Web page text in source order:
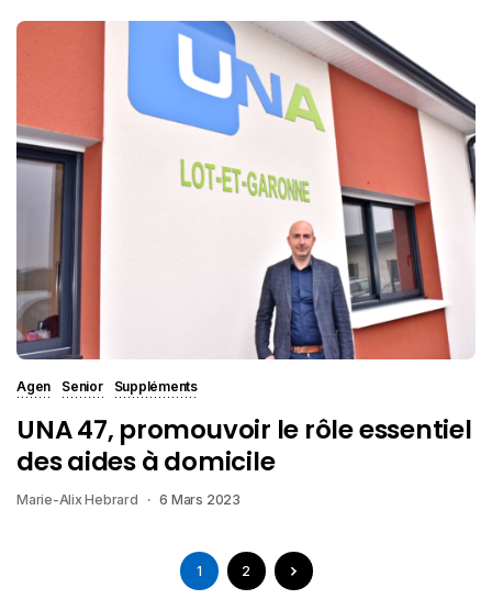
Agen Senior Suppléments
UNA 47, promouvoir le rôle essentiel
des aides à domicile
Marie-Alix Hebrard 6 Mars 2023
1 2